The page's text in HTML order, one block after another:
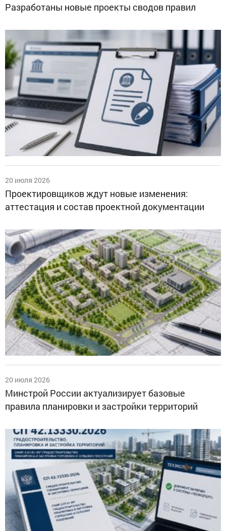
Разработаны новые проекты сводов правил
20 июля 2026
Проектировщиков ждут новые изменения:
аттестация и состав проектной документации
20 июля 2026
Минстрой России актуализирует базовые
правила планировки и застройки территорий